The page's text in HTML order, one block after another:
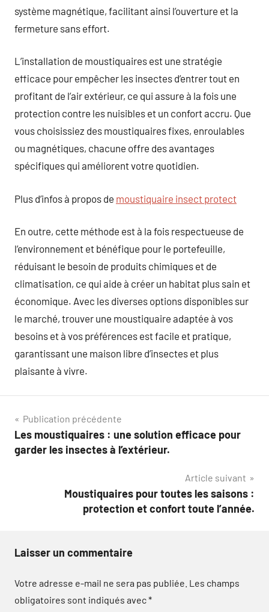
système magnétique, facilitant ainsi l’ouverture et la
fermeture sans effort.
L’installation de moustiquaires est une stratégie
efficace pour empêcher les insectes d’entrer tout en
profitant de l’air extérieur, ce qui assure à la fois une
protection contre les nuisibles et un confort accru. Que
vous choisissiez des moustiquaires fixes, enroulables
ou magnétiques, chacune offre des avantages
spécifiques qui améliorent votre quotidien.
Plus d’infos à propos de moustiquaire insect protect
En outre, cette méthode est à la fois respectueuse de
l’environnement et bénéfique pour le portefeuille,
réduisant le besoin de produits chimiques et de
climatisation, ce qui aide à créer un habitat plus sain et
économique. Avec les diverses options disponibles sur
le marché, trouver une moustiquaire adaptée à vos
besoins et à vos préférences est facile et pratique,
garantissant une maison libre d’insectes et plus
plaisante à vivre.
Navigation
de
Publication précédente
Les moustiquaires : une solution efficace pour
garder les insectes à l’extérieur.
Article suivant
Moustiquaires pour toutes les saisons :
protection et confort toute l’année.
Laisser un commentaire
Votre adresse e-mail ne sera pas publiée. Les champs
obligatoires sont indiqués avec*